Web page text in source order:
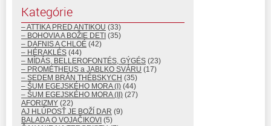
Kategórie
– ATTIKA PRED ANTIKOU (33)
– BOHOVIA A BOŽIE DETI (35)
– DAFNIS A CHLOÉ (42)
– HÉRAKLÉS (44)
– MÍDÁS, BELLEROFONTÉS, GÝGÉS (23)
– PROMÉTHEUS a JABLKO SVÁRU (17)
– SEDEM BRÁN THÉBSKYCH (35)
– ŠUM EGEJSKÉHO MORA (I) (44)
– ŠUM EGEJSKÉHO MORA (II) (27)
AFORIZMY (22)
AJ HLÚPOSŤ JE BOŽÍ DAR (9)
BALADA O VOJAČIKOVI (5)